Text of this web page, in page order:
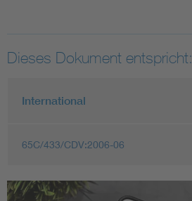
Dieses Dokument entspricht:
International
65C/433/CDV:2006-06